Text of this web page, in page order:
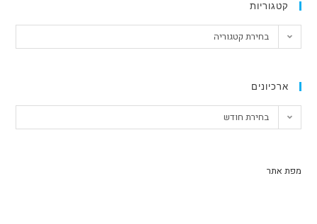
קטגוריות
בחירת קטגוריה
ארכיונים
בחירת חודש
מפת אתר